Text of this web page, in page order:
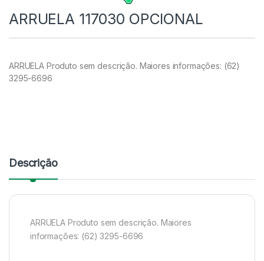
ARRUELA 117030 OPCIONAL
ARRUELA Produto sem descrição. Maiores informações: (62)
3295-6696
Descrição
ARRUELA Produto sem descrição. Maiores
informações: (62) 3295-6696